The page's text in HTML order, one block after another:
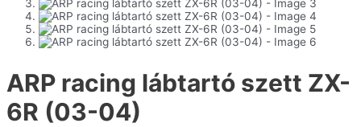
ARP racing lábtartó szett ZX-
6R (03-04)